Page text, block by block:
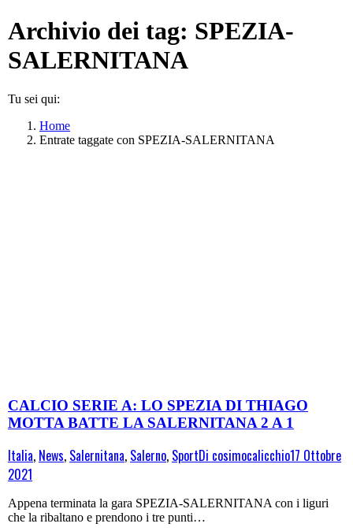
Archivio dei tag: SPEZIA-
SALERNITANA
Tu sei qui:
Home
Entrate taggate con SPEZIA-SALERNITANA
CALCIO SERIE A: LO SPEZIA DI THIAGO
MOTTA BATTE LA SALERNITANA 2 A 1
Italia, News, Salernitana, Salerno, SportDi cosimocalicchio17 Ottobre
2021
Appena terminata la gara SPEZIA-SALERNITANA con i liguri
che la ribaltano e prendono i tre punti…